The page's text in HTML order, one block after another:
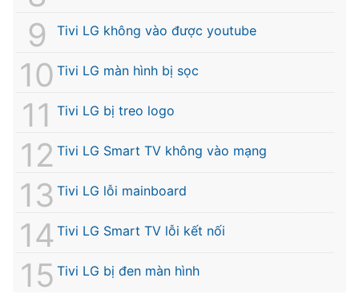
Tivi LG không vào được youtube
Tivi LG màn hình bị sọc
Tivi LG bị treo logo
Tivi LG Smart TV không vào mạng
Tivi LG lỗi mainboard
Tivi LG Smart TV lỗi kết nối
Tivi LG bị đen màn hình